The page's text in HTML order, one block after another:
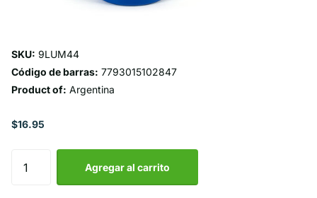
SKU: 9LUM44
Código de barras: 7793015102847
Product of: Argentina
$16.95
Agregar al carrito